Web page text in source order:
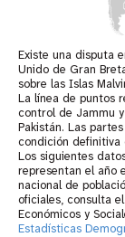
Existe una disputa
Unido de Gran
sobre las Islas
La línea de puntos
control de Jammu
Pakistán. Las
condición definitiva
Los siguientes
representan el año
nacional de
oficiales, consulta
Económicos y
Estadísticas